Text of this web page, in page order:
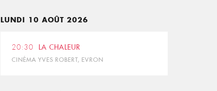
LUNDI 10 AOÛT 2026
20:30 LA CHALEUR
CINÉMA YVES ROBERT, EVRON